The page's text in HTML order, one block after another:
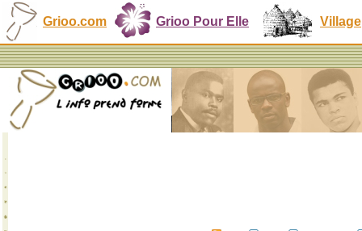
Grioo.com Grioo Pour Elle Village